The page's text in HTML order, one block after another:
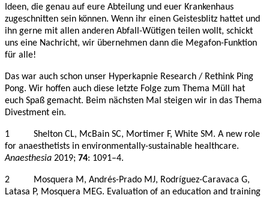
Ideen, die genau auf eure Abteilung und euer Krankenhaus
zugeschnitten sein können. Wenn ihr einen Geistesblitz hattet und
ihn gerne mit allen anderen Abfall-Wütigen teilen wollt, schickt
uns eine Nachricht, wir übernehmen dann die Megafon-Funktion
für alle!
Das war auch schon unser Hyperkapnie Research / Rethink Ping
Pong. Wir hoffen auch diese letzte Folge zum Thema Müll hat
euch Spaß gemacht. Beim nächsten Mal steigen wir in das Thema
Divestment ein.
1 Shelton CL, McBain SC, Mortimer F, White SM. A new role
for anaesthetists in environmentally-sustainable healthcare.
Anaesthesia 2019; 74: 1091–4.
2 Mosquera M, Andrés-Prado MJ, Rodríguez-Caravaca G,
Latasa P, Mosquera MEG. Evaluation of an education and training